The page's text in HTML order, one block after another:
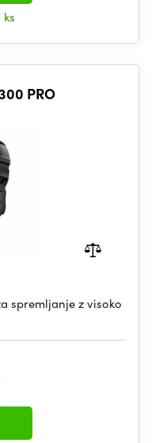
ks
PRO
spremljanje z visoko